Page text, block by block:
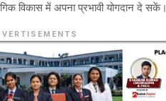
विकास में अपना प्रभावी योगदान दे सकें।